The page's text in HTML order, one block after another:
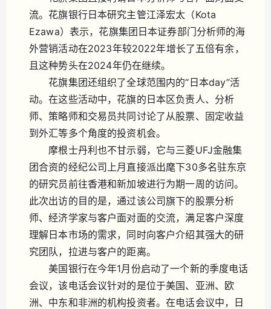
流。花旗银行日本研究主管江泽宏太（Kota
Ezawa）表示，花旗集团日本证券部门分析师的海
外营销活动在2023年较2022年增长了五倍有余，
且这种势头在2024年仍在继续。
花旗集团还组织了全球范围内的“日本day”活
动。在这些活动中，花旗的日本区负责人、分析
师、策略师和交易员共同讨论了从股票、固定收益
到外汇等多个角度的投资机会。
摩根士丹利也不甘示弱，它与三菱UFJ金融集
团合资的经纪公司上月直接派出麾下30多名驻东京
的研究员前往香港和新加坡进行为期一周的访问。
此次出访的目的是，通过该公司旗下的股票分析
师、经济学家与客户面对面的交流，满足客户深度
理解日本市场的需求，同时向客户介绍其强大的研
究团队，拉进与客户的距离。
美国银行在今年1月份启动了一个新的季度电话
会议，该电话会议针对的是位于美国、亚洲、欧
洲、中东和非洲的机构投资者。在电话会议中，日